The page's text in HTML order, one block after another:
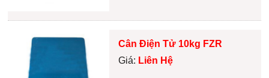
Cân Điện Tử 10kg FZR
Giá: Liên Hệ